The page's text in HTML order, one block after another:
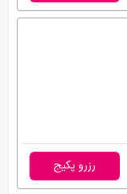
رزرو پکیج